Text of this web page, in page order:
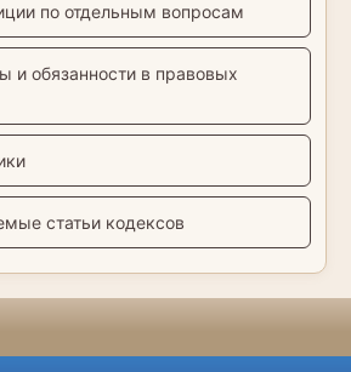
по отдельным вопросам
и обязанности в правовых
статьи кодексов